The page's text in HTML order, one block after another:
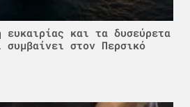
ευκαιρίας και τα δυσεύρετα
συμβαίνει στον Περσικό